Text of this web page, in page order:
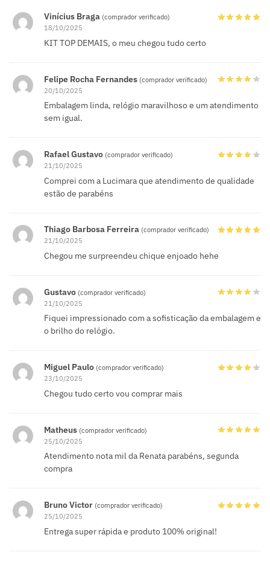
Vinícius Braga (comprador verificado)
18/10/2025
KIT TOP DEMAIS, o meu chegou tudo certo
Felipe Rocha Fernandes (comprador verificado)
20/10/2025
Embalagem linda, relógio maravilhoso e um atendimento
sem igual.
Rafael Gustavo (comprador verificado)
21/10/2025
Comprei com a Lucimara que atendimento de qualidade
estão de parabéns
Thiago Barbosa Ferreira (comprador verificado)
21/10/2025
Chegou me surpreendeu chique enjoado hehe
Gustavo (comprador verificado)
21/10/2025
Fiquei impressionado com a sofisticação da embalagem e
o brilho do relógio.
Miguel Paulo (comprador verificado)
23/10/2025
Chegou tudo certo vou comprar mais
Matheus (comprador verificado)
25/10/2025
Atendimento nota mil da Renata parabéns, segunda
compra
Bruno Victor (comprador verificado)
25/10/2025
Entrega super rápida e produto 100% original!